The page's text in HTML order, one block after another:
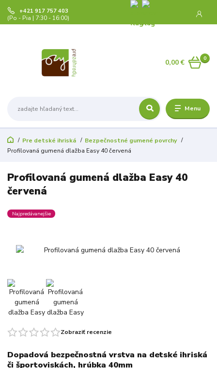
Menu
+421 917 757 403
(Po - Pia | 7:30 - 16:00)
0
0,00 €
Pre detské ihriská
Bezpečnostné gumené povrchy
Profilovaná gumená dlažba Easy 40 červená
Profilovaná gumená dlažba Easy 40
červená
Najpredávanejšie
Zobraziť recenzie
Dopadová bezpečnostná vrstva na detské ihriská
či športoviskách, hrúbka 40mm